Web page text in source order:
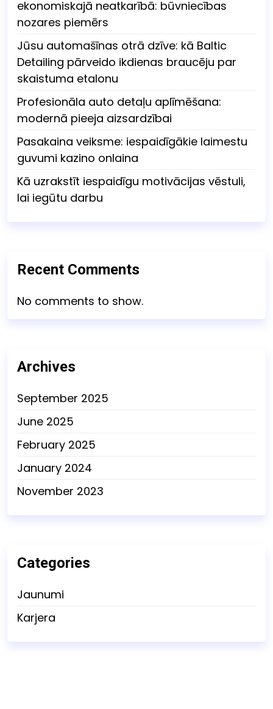
ekonomiskajā neatkarībā: būvniecības
nozares piemērs
Jūsu automašīnas otrā dzīve: kā Baltic
Detailing pārveido ikdienas braucēju par
skaistuma etalonu
Profesionāla auto detaļu aplīmēšana:
modernā pieeja aizsardzībai
Pasakaina veiksme: iespaidīgākie laimestu
guvumi kazino onlaina
Kā uzrakstīt iespaidīgu motivācijas vēstuli,
lai iegūtu darbu
Recent Comments
No comments to show.
Archives
September 2025
June 2025
February 2025
January 2024
November 2023
Categories
Jaunumi
Karjera